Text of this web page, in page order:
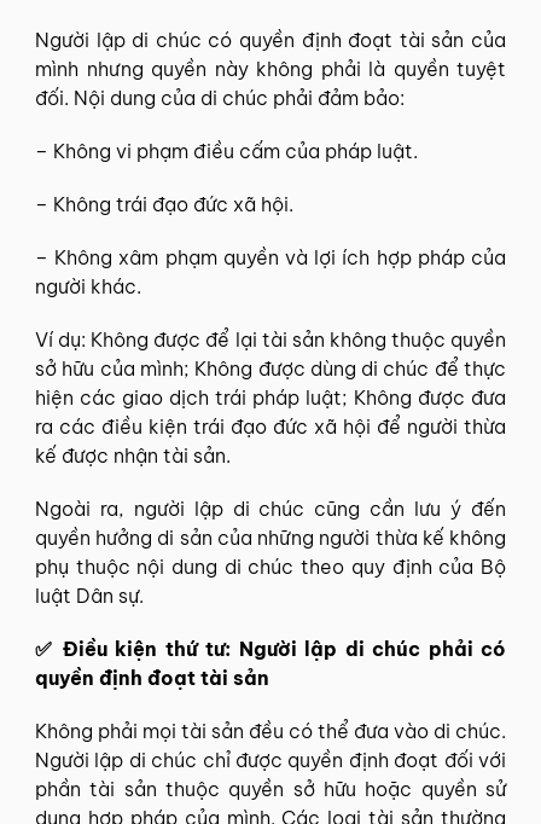
Người lập di chúc có quyền định đoạt tài sản của
mình nhưng quyền này không phải là quyền tuyệt
đối. Nội dung của di chúc phải đảm bảo:
– Không vi phạm điều cấm của pháp luật.
– Không trái đạo đức xã hội.
– Không xâm phạm quyền và lợi ích hợp pháp của
người khác.
Ví dụ: Không được để lại tài sản không thuộc quyền
sở hữu của mình; Không được dùng di chúc để thực
hiện các giao dịch trái pháp luật; Không được đưa
ra các điều kiện trái đạo đức xã hội để người thừa
kế được nhận tài sản.
Ngoài ra, người lập di chúc cũng cần lưu ý đến
quyền hưởng di sản của những người thừa kế không
phụ thuộc nội dung di chúc theo quy định của Bộ
luật Dân sự.
✅ Điều kiện thứ tư: Người lập di chúc phải có
quyền định đoạt tài sản
Không phải mọi tài sản đều có thể đưa vào di chúc.
Người lập di chúc chỉ được quyền định đoạt đối với
phần tài sản thuộc quyền sở hữu hoặc quyền sử
dụng hợp pháp của mình. Các loại tài sản thường